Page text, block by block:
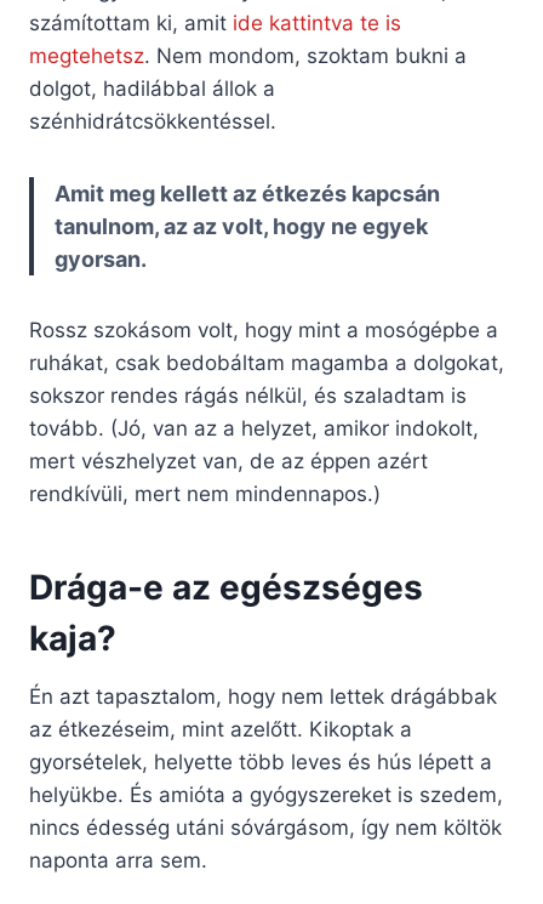
számítottam ki, amit ide kattintva te is
megtehetsz. Nem mondom, szoktam bukni a
dolgot, hadilábbal állok a
szénhidrátcsökkentéssel.
Amit meg kellett az étkezés kapcsán
tanulnom, az az volt, hogy ne egyek
gyorsan.
Rossz szokásom volt, hogy mint a mosógépbe a
ruhákat, csak bedobáltam magamba a dolgokat,
sokszor rendes rágás nélkül, és szaladtam is
tovább. (Jó, van az a helyzet, amikor indokolt,
mert vészhelyzet van, de az éppen azért
rendkívüli, mert nem mindennapos.)
Drága-e az egészséges
kaja?
Én azt tapasztalom, hogy nem lettek drágábbak
az étkezéseim, mint azelőtt. Kikoptak a
gyorsételek, helyette több leves és hús lépett a
helyükbe. És amióta a gyógyszereket is szedem,
nincs édesség utáni sóvárgásom, így nem költök
naponta arra sem.